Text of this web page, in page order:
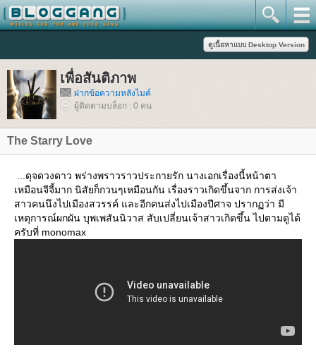
เพื่อสันติภาพ
ฝากข้อความหลังไมค์
ผู้ติดตามบล็อก : 0 คน
The Starry Love
...ดุจดวงดาว พร่างพราวราวประกายรัก นางเอกเรื่องนี้หน้าตา
เหมือนจีจี้มาก นิสัยก็กวนๆเหมือนกัน เรื่องราวเกิดขึ้นจาก การส่งเจ้า
สาวคนนึงไปเมืองสวรรค์ และอีกคนส่งไปเมืองปีศาจ ปรากฏว่า มี
เหตุการณ์ผกผัน บุพเพสันนิวาส สับเปลี่ยนเจ้าสาวเกิดขึ้น ไปตามดูได้
ครับที่ monomax